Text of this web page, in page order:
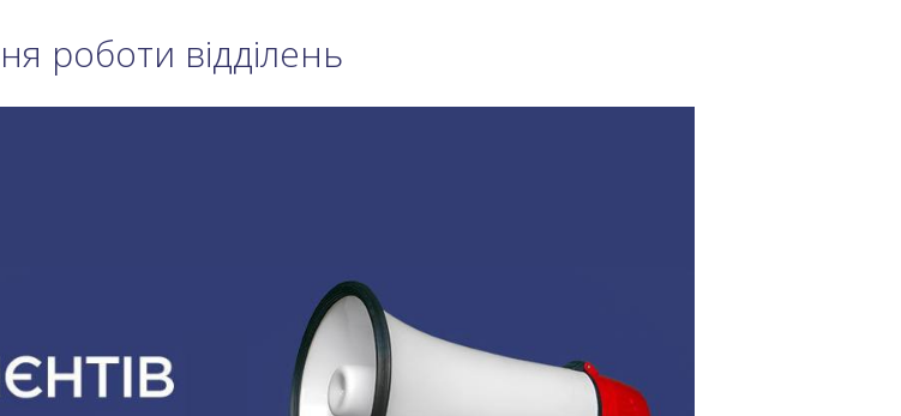
роботи відділень